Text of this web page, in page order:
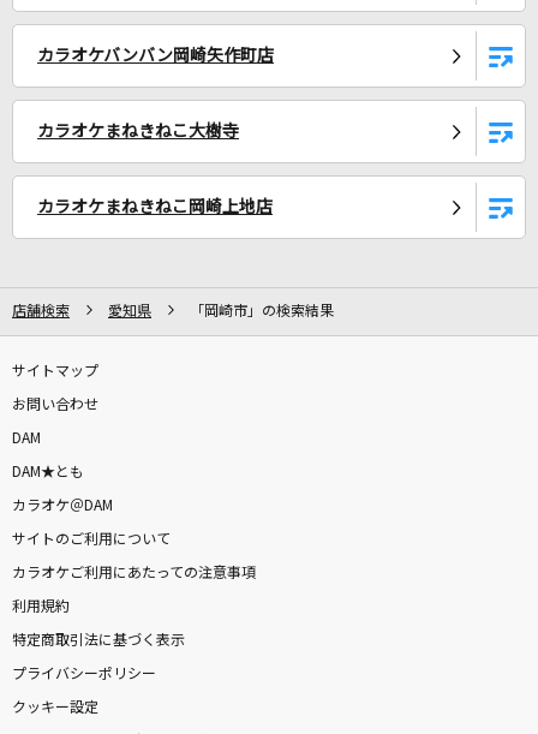
Reason!!
Stand By You
Get Over
[生音]イミテイション・ゴールド
山口百恵
DAMの新曲・ランキングなど
カラオケバンバン岡崎矢作町店
カラオケまねきねこ大樹寺
カラオケまねきねこ岡崎上地店
店舗検索 愛知県 「岡崎市」の検索結果
サイトマップ
お問い合わせ
DAM
DAM★とも
カラオケ＠DAM
サイトのご利用について
カラオケご利用にあたっての注意事項
利用規約
特定商取引法に基づく表示
プライバシーポリシー
クッキー設定